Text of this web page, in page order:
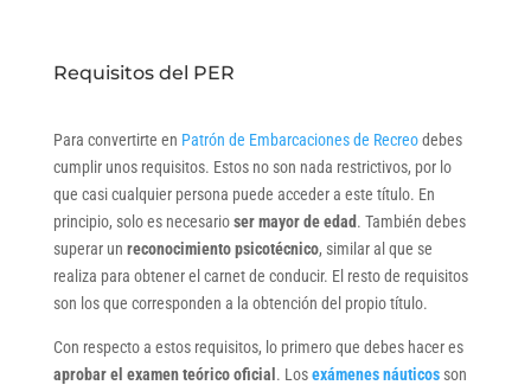
Requisitos del PER
Para convertirte en Patrón de Embarcaciones de Recreodebes
cumplir unos requisitos. Estos no son nada restrictivos, por lo
que casi cualquier persona puede acceder a este título. En
principio, solo es necesarioser mayor de edad. También debes
superar un reconocimiento psicotécnico, similar al que se
realiza para obtener el carnet de conducir. El resto de requisitos
son los que corresponden a la obtención del propio título.
Con respecto a estos requisitos, lo primero que debes hacer es
aprobar el examen teórico oficial . Losexámenes náuticosson